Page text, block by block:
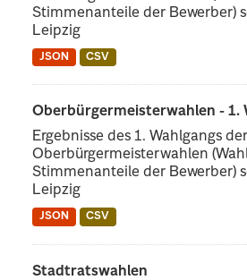
Stimmenanteile der Bewerber)
Leipzig
JSON CSV
Oberbürgermeisterwahlen - 1.
Ergebnisse des 1. Wahlgangs der
Oberbürgermeisterwahlen
Stimmenanteile der Bewerber)
Leipzig
JSON CSV
Stadtratswahlen